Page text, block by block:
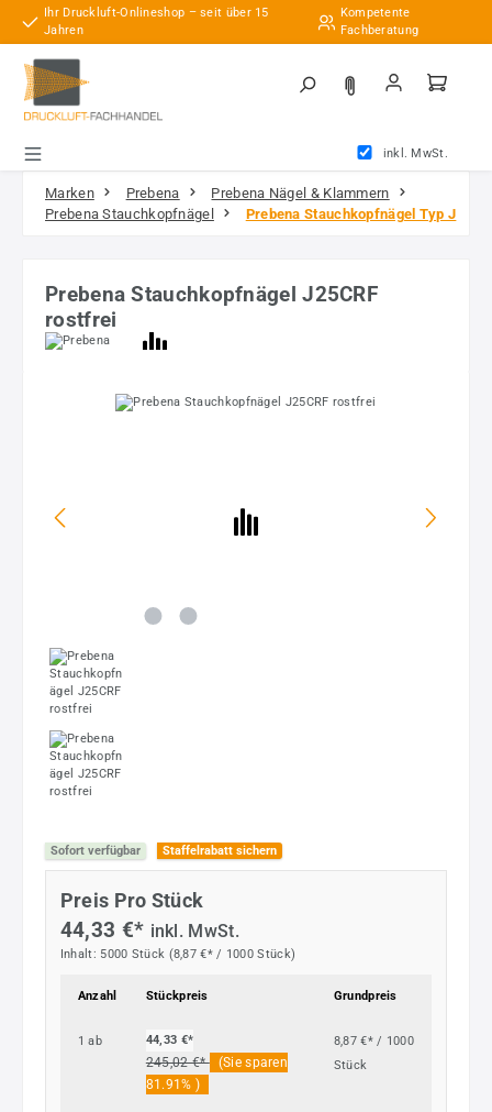
Zum Hauptinhalt springen
Ihr Druckluft-Onlineshop – seit über 15
Jahren
Kompetente
Fachberatung
inkl. MwSt.
Marken Prebena
Prebena Nägel & Klammern
Prebena Stauchkopfnägel
Prebena Stauchkopfnägel Typ J
Prebena Stauchkopfnägel J25CRF
rostfrei
Bildergalerie überspringen
Sofort verfügbar Staffelrabatt sichern
Preis Pro Stück
44,33 €* inkl. MwSt.
Inhalt: 5000 Stück (8,87 €* / 1000 Stück)
Anzahl Stückpreis Grundpreis
1 ab 44,33 €*
245,02 €* (Sie sparen
81.91% )
8,87 €* / 1000
Stück